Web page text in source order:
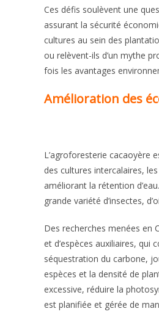
Ces défis soulèvent une
assurant la sécurité
cultures au sein des
ou relèvent-ils d’un mythe
fois les avantages
Amélioration des
L’agroforesterie cacaoyère
des cultures intercalaires,
améliorant la rétention
grande variété d’insectes,
Des recherches menées en
et d’espèces auxiliaires, qui
séquestration du carbone,
espèces et la densité de
excessive, réduire la
est planifiée et gérée de